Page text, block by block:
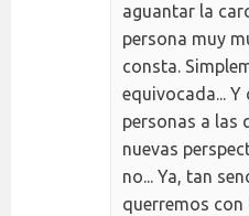
aguantar la
persona muy
consta.
equivocada... Y
personas a las
nuevas
no... Ya, tan
querremos